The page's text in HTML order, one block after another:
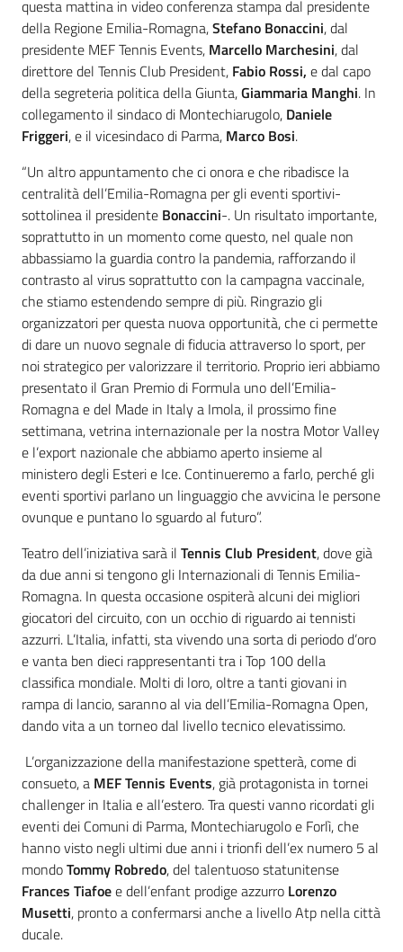
questa mattina in video conferenza stampa dal presidente
della Regione Emilia-Romagna,Stefano Bonaccini, dal
presidente MEF Tennis Events, Marcello Marchesini, dal
direttore del Tennis Club President, Fabio Rossi, e dal capo
della segreteria politica della Giunta,Giammaria Manghi. In
collegamento il sindaco di Montechiarugolo, Daniele
Friggeri, e il vicesindaco di Parma, Marco Bosi.
“Un altro appuntamento che ci onora e che ribadisce la
centralità dell’Emilia-Romagna per gli eventi sportivi-
sottolinea il presidente Bonaccini-. Un risultato importante,
soprattutto in un momento come questo, nel quale non
abbassiamo la guardia contro la pandemia, rafforzando il
contrasto al virus soprattutto con la campagna vaccinale,
che stiamo estendendo sempre di più. Ringrazio gli
organizzatori per questa nuova opportunità, che ci permette
di dare un nuovo segnale di fiducia attraverso lo sport, per
noi strategico per valorizzare il territorio. Proprio ieri abbiamo
presentato il Gran Premio di Formula uno dell’Emilia-
Romagna e del Made in Italy a Imola, il prossimo fine
settimana, vetrina internazionale per la nostra Motor Valley
e l’export nazionale che abbiamo aperto insieme al
ministero degli Esteri e Ice. Continueremo a farlo, perché gli
eventi sportivi parlano un linguaggio che avvicina le persone
ovunque e puntano lo sguardo al futuro”.
Teatro dell’iniziativa sarà il Tennis Club President, dove già
da due anni si tengono gli Internazionali di Tennis Emilia-
Romagna. In questa occasione ospiterà alcuni dei migliori
giocatori del circuito, con un occhio di riguardo ai tennisti
azzurri. L’Italia, infatti, sta vivendo una sorta di periodo d’oro
e vanta ben dieci rappresentanti tra i Top 100 della
classifica mondiale. Molti di loro, oltre a tanti giovani in
rampa di lancio, saranno al via dell’Emilia-Romagna Open,
dando vita a un torneo dal livello tecnico elevatissimo.
L’organizzazione della manifestazione spetterà, come di
consueto, a MEF Tennis Events, già protagonista in tornei
challenger in Italia e all’estero. Tra questi vanno ricordati gli
eventi dei Comuni di Parma, Montechiarugolo e Forlì, che
hanno visto negli ultimi due anni i trionfi dell’ex numero 5 al
mondoTommy Robredo, del talentuoso statunitense
Frances Tiafoee dell’enfant prodige azzurro Lorenzo
Musetti, pronto a confermarsi anche a livello Atp nella città
ducale.